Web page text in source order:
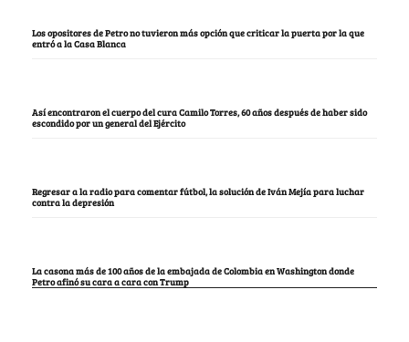
Los opositores de Petro no tuvieron más opción que criticar la puerta por la que
entró a la Casa Blanca
Así encontraron el cuerpo del cura Camilo Torres, 60 años después de haber sido
escondido por un general del Ejército
Regresar a la radio para comentar fútbol, la solución de Iván Mejía para luchar
contra la depresión
La casona más de 100 años de la embajada de Colombia en Washington donde
Petro afinó su cara a cara con Trump